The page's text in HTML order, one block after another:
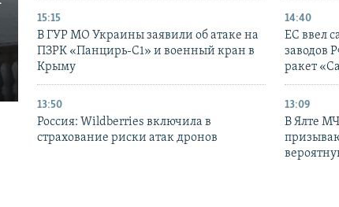
15:15
В ГУР МО Украины заявили об атаке на
ПЗРК «Панцирь-С1» и военный кран в
Крыму
14:40
ЕС ввел
заводов
ракет
13:50
Россия: Wildberries включила в
страхование риски атак дронов
13:09
В Ялте